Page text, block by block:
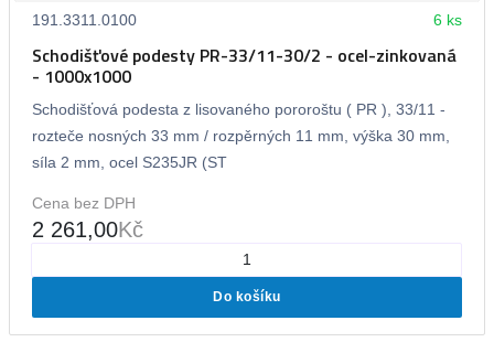
191.3311.0100 6 ks
Schodišťové podesty PR-33/11-30/2 - ocel-zinkovaná
- 1000x1000
Schodišťová podesta z lisovaného pororoštu ( PR ), 33/11 -
rozteče nosných 33 mm / rozpěrných 11 mm, výška 30 mm,
síla 2 mm, ocel S235JR (ST
Cena bez DPH
2 261,00Kč
Do košíku